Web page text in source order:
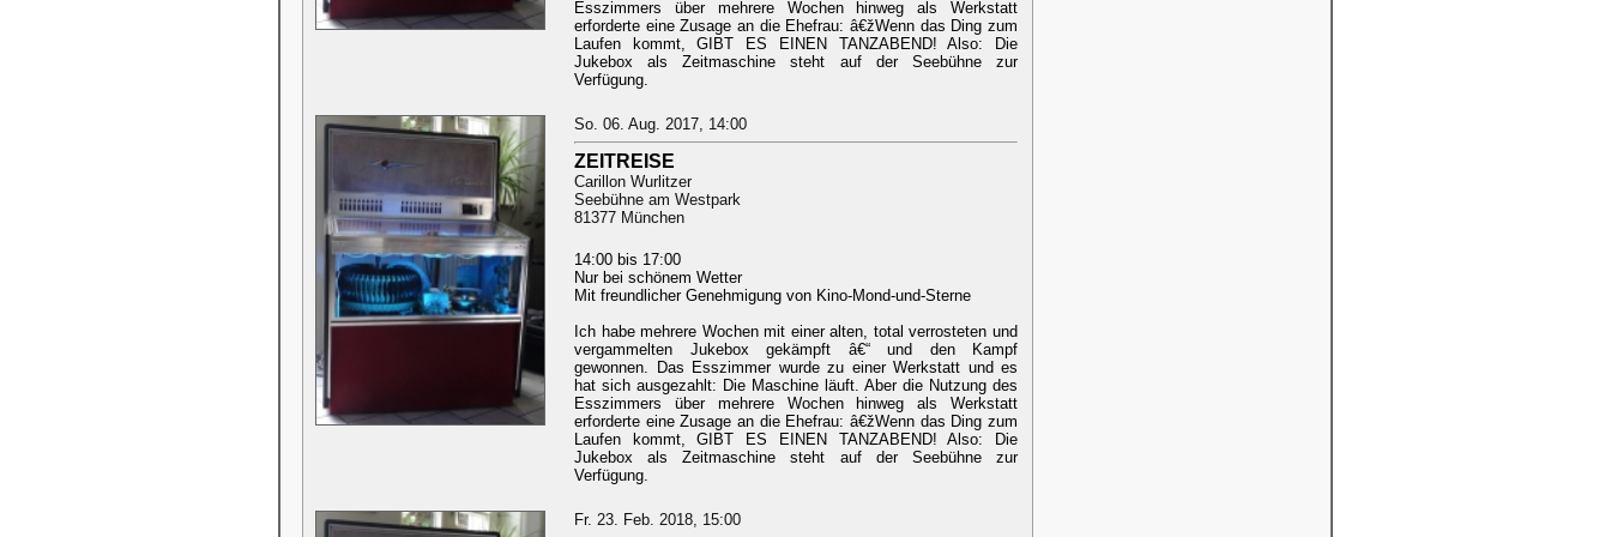
Esszimmers über mehrere Wochen hinweg als Werkstatt
erforderte eine Zusage an die Ehefrau: â€žWenn das Ding zum
Laufen kommt, GIBT ES EINEN TANZABEND! Also: Die
Jukebox als Zeitmaschine steht auf der Seebühne zur
Verfügung.
So. 06. Aug. 2017, 14:00
ZEITREISE
Carillon Wurlitzer
Seebühne am Westpark
81377 München
14:00 bis 17:00
Nur bei schönem Wetter
Mit freundlicher Genehmigung von Kino-Mond-und-Sterne
Ich habe mehrere Wochen mit einer alten, total verrosteten und
vergammelten Jukebox gekämpft â€“ und den Kampf
gewonnen. Das Esszimmer wurde zu einer Werkstatt und es
hat sich ausgezahlt: Die Maschine läuft. Aber die Nutzung des
Esszimmers über mehrere Wochen hinweg als Werkstatt
erforderte eine Zusage an die Ehefrau: â€žWenn das Ding zum
Laufen kommt, GIBT ES EINEN TANZABEND! Also: Die
Jukebox als Zeitmaschine steht auf der Seebühne zur
Verfügung.
Fr. 23. Feb. 2018, 15:00